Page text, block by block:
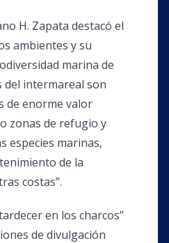
H. Zapata destacó el
ambientes y su
marina de
del intermareal son
de enorme valor
zonas de refugio y
especies marinas,
de la
costas”.
en los charcos”
de divulgación